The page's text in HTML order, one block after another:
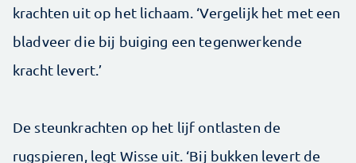
krachten uit op het lichaam. ‘Vergelijk het met een
bladveer die bij buiging een tegenwerkende
kracht levert.’
De steunkrachten op het lijf ontlasten de
rugspieren, legt Wisse uit. ‘Bij bukken levert de